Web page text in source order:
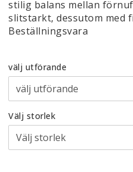
stilig balans mellan
slitstarkt, dessutom med
Beställningsvara
välj utförande
Välj storlek